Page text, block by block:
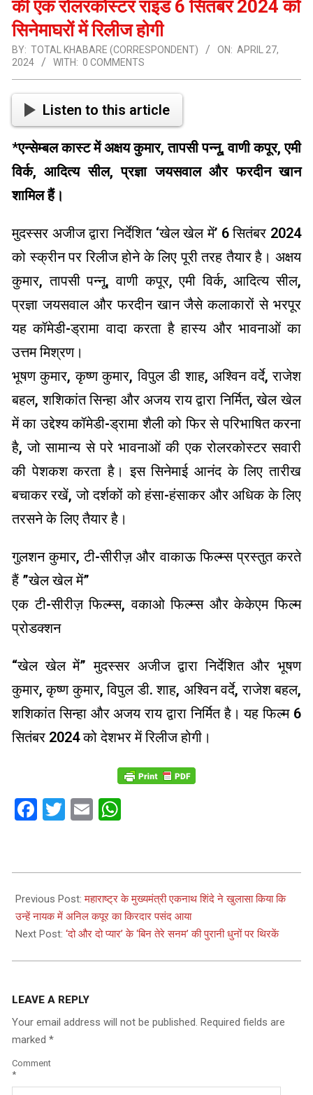
की एक रोलरकोस्टर राइड 6 सितंबर 2024 को
सिनेमाघरों में रिलीज होगी
BY: TOTAL KHABARE (CORRESPONDENT) ON: APRIL 27,
2024
WITH: 0 COMMENTS
Listen to this article
*एन्सेम्बल कास्ट में अक्षय कुमार, तापसी पन्नू, वाणी कपूर, एमी
विर्क, आदित्य सील, प्रज्ञा जयसवाल और फरदीन खान
शामिल हैं।
मुदस्सर अजीज द्वारा निर्देशित ‘खेल खेल में’ 6 सितंबर 2024
को स्क्रीन पर रिलीज होने के लिए पूरी तरह तैयार है। अक्षय
कुमार, तापसी पन्नू, वाणी कपूर, एमी विर्क, आदित्य सील,
प्रज्ञा जयसवाल और फरदीन खान जैसे कलाकारों से भरपूर
यह कॉमेडी-ड्रामा वादा करता है हास्य और भावनाओं का
उत्तम मिश्रण।
भूषण कुमार, कृष्ण कुमार, विपुल डी शाह, अश्विन वर्दे, राजेश
बहल, शशिकांत सिन्हा और अजय राय द्वारा निर्मित, खेल खेल
में का उद्देश्य कॉमेडी-ड्रामा शैली को फिर से परिभाषित करना
है, जो सामान्य से परे भावनाओं की एक रोलरकोस्टर सवारी
की पेशकश करता है। इस सिनेमाई आनंद के लिए तारीख
बचाकर रखें, जो दर्शकों को हंसा-हंसाकर और अधिक के लिए
तरसने के लिए तैयार है।
गुलशन कुमार, टी-सीरीज़ और वाकाऊ फिल्म्स प्रस्तुत करते
हैं ”खेल खेल में”
एक टी-सीरीज़ फिल्म्स, वकाओ फिल्म्स और केकेएम फिल्म
प्रोडक्शन
“खेल खेल में” मुदस्सर अजीज द्वारा निर्देशित और भूषण
कुमार, कृष्ण कुमार, विपुल डी. शाह, अश्विन वर्दे, राजेश बहल,
शशिकांत सिन्हा और अजय राय द्वारा निर्मित है। यह फिल्म 6
सितंबर 2024 को देशभर में रिलीज होगी।
Facebook
Twitter
Email
04-
27
Previous Post:महाराष्ट्र के मुख्यमंत्री एकनाथ शिंदे ने खुलासा किया कि
उन्हें नायक में अनिल कपूर का किरदार पसंद आया
Next Post: ‘दो और दो प्यार’ के ‘बिन तेरे सनम’ की पुरानी धुनों पर थिरकें
LEAVE A REPLY
Your email address will not be published. Required fields are
marked *
Comment
*